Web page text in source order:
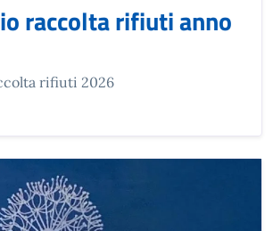
raccolta rifiuti anno
rifiuti 2026